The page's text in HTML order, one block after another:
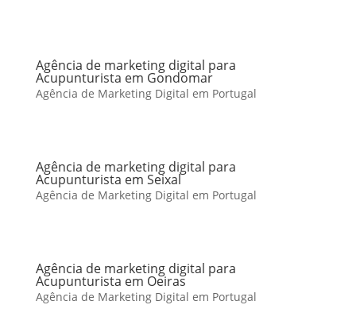
Agência de marketing digital para
Acupunturista em Gondomar
Agência de Marketing Digital em Portugal
Agência de marketing digital para
Acupunturista em Seixal
Agência de Marketing Digital em Portugal
Agência de marketing digital para
Acupunturista em Oeiras
Agência de Marketing Digital em Portugal